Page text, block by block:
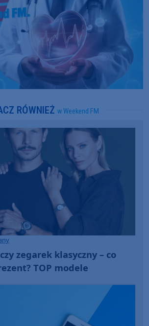
RÓWNIEŻ w Weekend FM
zegarek klasyczny – co
TOP modele